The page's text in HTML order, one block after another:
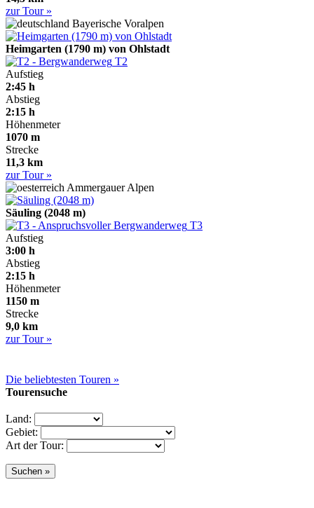
zur Tour »
Bayerische Voralpen
Heimgarten (1790 m) von Ohlstadt
T2
Aufstieg
2:45 h
Abstieg
2:15 h
Höhenmeter
1070 m
Strecke
11,3 km
zur Tour »
Ammergauer Alpen
Säuling (2048 m)
T3
Aufstieg
3:00 h
Abstieg
2:15 h
Höhenmeter
1150 m
Strecke
9,0 km
zur Tour »
Die beliebtesten Touren »
Tourensuche
Land:
Gebiet:
Art der Tour: